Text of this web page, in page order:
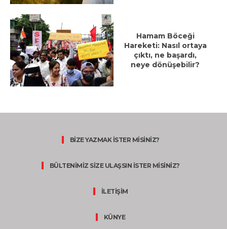
Hamam Böceği
Hareketi: Nasıl ortaya
çıktı, ne başardı,
neye dönüşebilir?
BİZE YAZMAK İSTER MİSİNİZ?
BÜLTENİMİZ SİZE ULAŞSIN İSTER MİSİNİZ?
İLETİŞİM
KÜNYE